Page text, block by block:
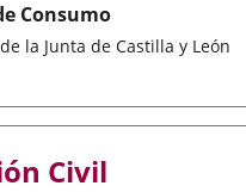
Consumo
la Junta de Castilla y León
Civil